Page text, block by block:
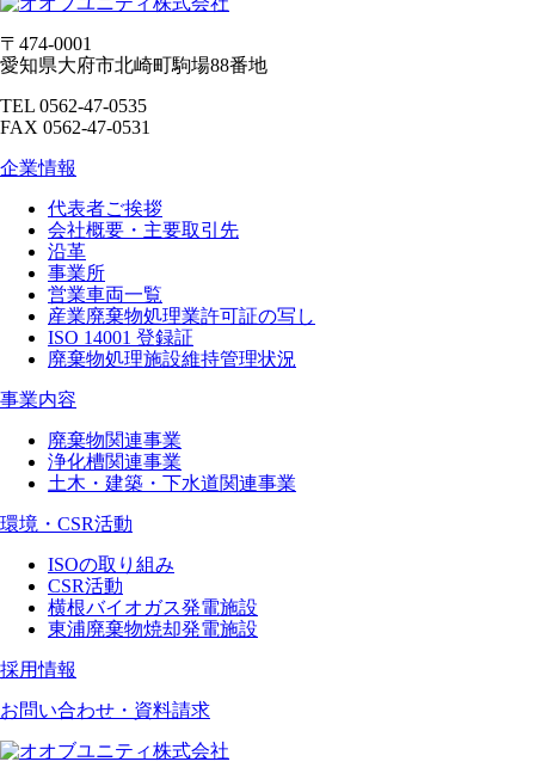
〒474-0001
愛知県大府市北崎町駒場88番地
TEL 0562-47-0535
FAX 0562-47-0531
企業情報
代表者ご挨拶
会社概要・主要取引先
沿革
事業所
営業車両一覧
産業廃棄物処理業許可証の写し
ISO 14001 登録証
廃棄物処理施設維持管理状況
事業内容
廃棄物関連事業
浄化槽関連事業
土木・建築・下水道関連事業
環境・CSR活動
ISOの取り組み
CSR活動
横根バイオガス発電施設
東浦廃棄物焼却発電施設
採用情報
お問い合わせ・資料請求